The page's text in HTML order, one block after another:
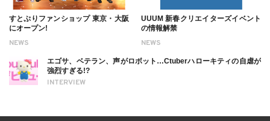
NEWS
すとぷりファンショップ 東京・大阪
にオープン!
NEWS
UUUM 新春クリエイターズイベント
の情報解禁
INTERVIEW
エゴサ、ベテラン、声がロボット…Ctuberハローキティの自虐が
強烈すぎる!?